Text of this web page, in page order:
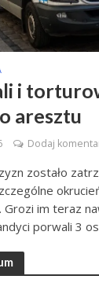
i
aresztu
Dodaj
zostało
Grozi im teraz
porwali 3